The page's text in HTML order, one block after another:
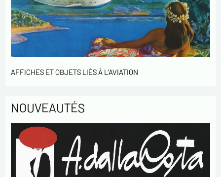
AFFICHES ET OBJETS LIÉS À L'AVIATION
NOUVEAUTÉS